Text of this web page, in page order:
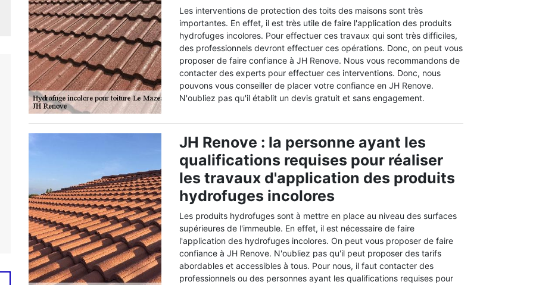
Les interventions de protection des toits des maisons sont très
importantes. En effet, il est très utile de faire l'application des produits
hydrofuges incolores. Pour effectuer ces travaux qui sont très difficiles,
des professionnels devront effectuer ces opérations. Donc, on peut vous
proposer de faire confiance à JH Renove. Nous vous recommandons de
contacter des experts pour effectuer ces interventions. Donc, nous
pouvons vous conseiller de placer votre confiance en JH Renove.
N'oubliez pas qu'il établit un devis gratuit et sans engagement.
JH Renove : la personne ayant les
qualifications requises pour réaliser
les travaux d'application des produits
hydrofuges incolores
Les produits hydrofuges sont à mettre en place au niveau des surfaces
supérieures de l'immeuble. En effet, il est nécessaire de faire
l'application des hydrofuges incolores. On peut vous proposer de faire
confiance à JH Renove. N'oubliez pas qu'il peut proposer des tarifs
abordables et accessibles à tous. Pour nous, il faut contacter des
professionnels ou des personnes ayant les qualifications requises pour